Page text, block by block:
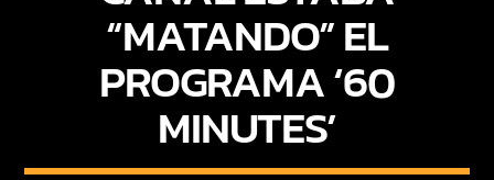
CURRENT SHOW
“MATANDO” EL
PROGRAMA ‘60
MINUTES’